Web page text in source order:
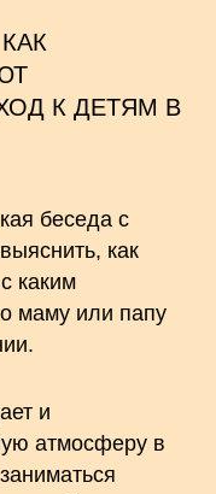
К ДЕТЯМ В
беседа с
как
каким
маму или папу
и
атмосферу в